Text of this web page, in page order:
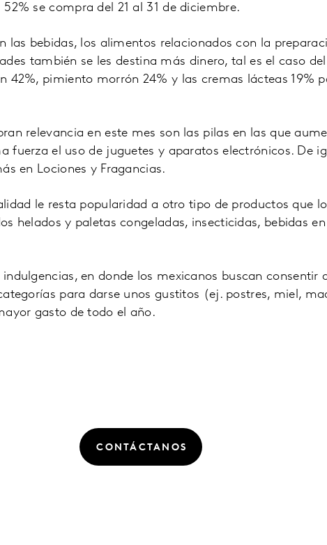
se compra del 21 al 31 de diciembre.
las bebidas, los alimentos relacionados con la
también se les destina más dinero, tal es el caso
42%, pimiento morrón 24% y las cremas lácteas 19%
relevancia en este mes son las pilas en las que
fuerza el uso de juguetes y aparatos electrónicos. De
en Lociones y Fragancias.
le resta popularidad a otro tipo de productos que
helados y paletas congeladas, insecticidas, bebidas
en donde los mexicanos buscan consentir
para darse unos gustitos (ej. postres, miel,
gasto de todo el año.
CONTÁCTANOS